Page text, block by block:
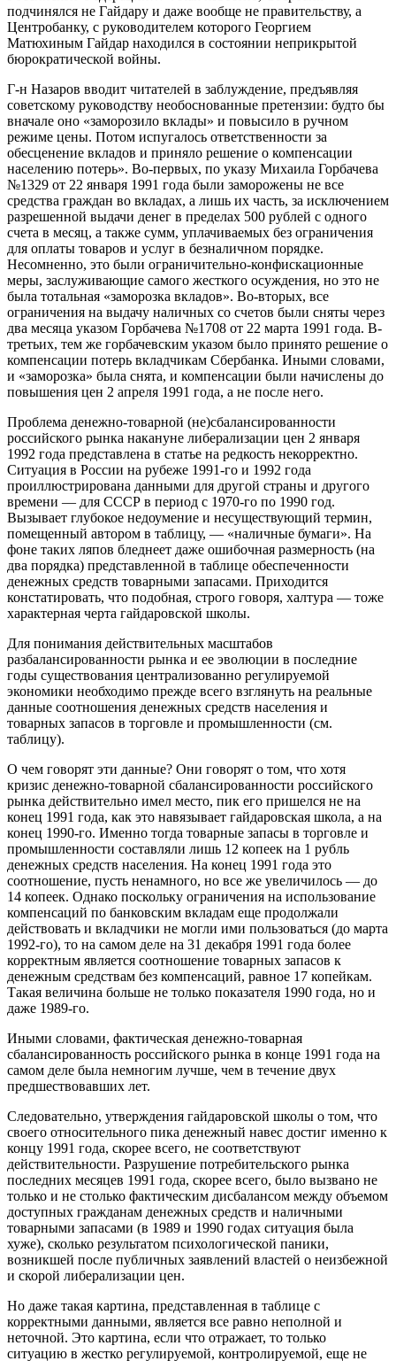
подчинялся не Гайдару и даже вообще не правительству, а
Центробанку, с руководителем которого Георгием
Матюхиным Гайдар находился в состоянии неприкрытой
бюрократической войны.
Г-н Назаров вводит читателей в заблуждение, предъявляя
советскому руководству необоснованные претензии: будто бы
вначале оно «заморозило вклады» и повысило в ручном
режиме цены. Потом испугалось ответственности за
обесценение вкладов и приняло решение о компенсации
населению потерь». Во-первых, по указу Михаила Горбачева
№1329 от 22 января 1991 года были заморожены не все
средства граждан во вкладах, а лишь их часть, за исключением
разрешенной выдачи денег в пределах 500 рублей с одного
счета в месяц, а также сумм, уплачиваемых без ограничения
для оплаты товаров и услуг в безналичном порядке.
Несомненно, это были ограничительно-конфискационные
меры, заслуживающие самого жесткого осуждения, но это не
была тотальная «заморозка вкладов». Во-вторых, все
ограничения на выдачу наличных со счетов были сняты через
два месяца указом Горбачева №1708 от 22 марта 1991 года. В-
третьих, тем же горбачевским указом было принято решение о
компенсации потерь вкладчикам Сбербанка. Иными словами,
и «заморозка» была снята, и компенсации были начислены до
повышения цен 2 апреля 1991 года, а не после него.
Проблема денежно-товарной (не)сбалансированности
российского рынка накануне либерализации цен 2 января
1992 года представлена в статье на редкость некорректно.
Ситуация в России на рубеже 1991-го и 1992 года
проиллюстрирована данными для другой страны и другого
времени — для СССР в период с 1970-го по 1990 год.
Вызывает глубокое недоумение и несуществующий термин,
помещенный автором в таблицу, — «наличные бумаги». На
фоне таких ляпов бледнеет даже ошибочная размерность (на
два порядка) представленной в таблице обеспеченности
денежных средств товарными запасами. Приходится
констатировать, что подобная, строго говоря, халтура — тоже
характерная черта гайдаровской школы.
Для понимания действительных масштабов
разбалансированности рынка и ее эволюции в последние
годы существования централизованно регулируемой
экономики необходимо прежде всего взглянуть на реальные
данные соотношения денежных средств населения и
товарных запасов в торговле и промышленности (см.
таблицу).
О чем говорят эти данные? Они говорят о том, что хотя
кризис денежно-товарной сбалансированности российского
рынка действительно имел место, пик его пришелся не на
конец 1991 года, как это навязывает гайдаровская школа, а на
конец 1990-го. Именно тогда товарные запасы в торговле и
промышленности составляли лишь 12 копеек на 1 рубль
денежных средств населения. На конец 1991 года это
соотношение, пусть ненамного, но все же увеличилось — до
14 копеек. Однако поскольку ограничения на использование
компенсаций по банковским вкладам еще продолжали
действовать и вкладчики не могли ими пользоваться (до марта
1992-го), то на самом деле на 31 декабря 1991 года более
корректным является соотношение товарных запасов к
денежным средствам без компенсаций, равное 17 копейкам.
Такая величина больше не только показателя 1990 года, но и
даже 1989-го.
Иными словами, фактическая денежно-товарная
сбалансированность российского рынка в конце 1991 года на
самом деле была немногим лучше, чем в течение двух
предшествовавших лет.
Следовательно, утверждения гайдаровской школы о том, что
своего относительного пика денежный навес достиг именно к
концу 1991 года, скорее всего, не соответствуют
действительности. Разрушение потребительского рынка
последних месяцев 1991 года, скорее всего, было вызвано не
только и не столько фактическим дисбалансом между объемом
доступных гражданам денежных средств и наличными
товарными запасами (в 1989 и 1990 годах ситуация была
хуже), сколько результатом психологической паники,
возникшей после публичных заявлений властей о неизбежной
и скорой либерализации цен.
Но даже такая картина, представленная в таблице с
корректными данными, является все равно неполной и
неточной. Это картина, если что отражает, то только
ситуацию в жестко регулируемой, контролируемой, еще не